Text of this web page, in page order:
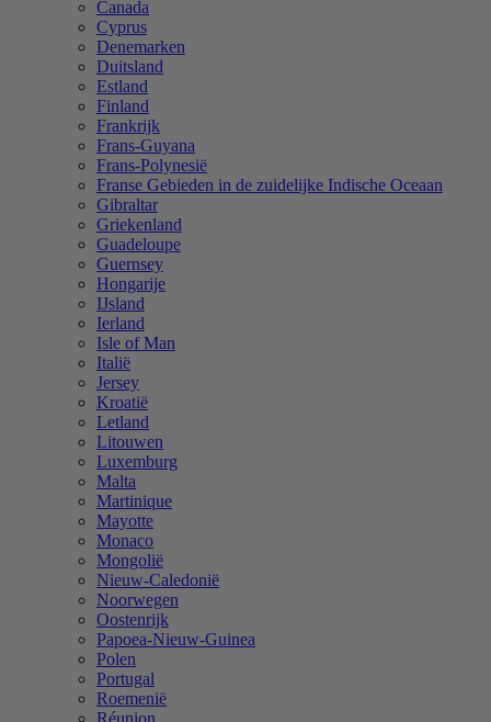
Canada
Cyprus
Denemarken
Duitsland
Estland
Finland
Frankrijk
Frans-Guyana
Frans-Polynesië
Franse Gebieden in de zuidelijke Indische Oceaan
Gibraltar
Griekenland
Guadeloupe
Guernsey
Hongarije
IJsland
Ierland
Isle of Man
Italië
Jersey
Kroatië
Letland
Litouwen
Luxemburg
Malta
Martinique
Mayotte
Monaco
Mongolië
Nieuw-Caledonië
Noorwegen
Oostenrijk
Papoea-Nieuw-Guinea
Polen
Portugal
Roemenië